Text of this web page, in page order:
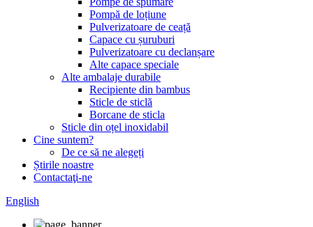
Pompă de loțiune
Pulverizatoare de ceață
Capace cu șuruburi
Pulverizatoare cu declanșare
Alte capace speciale
Alte ambalaje durabile
Recipiente din bambus
Sticle de sticlă
Borcane de sticla
Sticle din oțel inoxidabil
Cine suntem?
De ce să ne alegeți
Știrile noastre
Contactaţi-ne
English